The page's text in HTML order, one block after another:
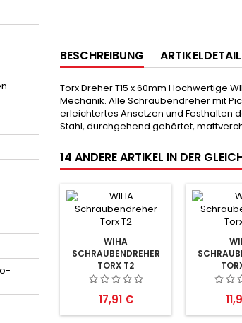
BESCHREIBUNG
Torx Dreher T15 x 60mm Hochwertige
Mechanik. Alle Schraubendreher mit
erleichtertes Ansetzen und Festhalten
Stahl, durchgehend gehärtet,
14 ANDERE ARTIKEL IN DER
WIHA
SCHRAUBENDREHER
TORX T2
Preis
17,91 €